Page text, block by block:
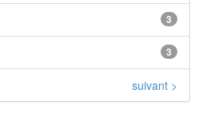
3
3
suivant >